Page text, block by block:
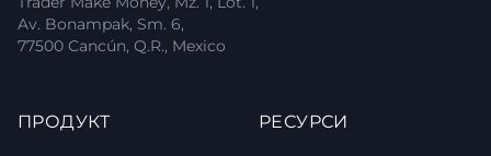
Av. Bonampak, Sm. 6,
77500 Cancún, Q.R., Mexico
ПРОДУКТ РЕСУРСИ